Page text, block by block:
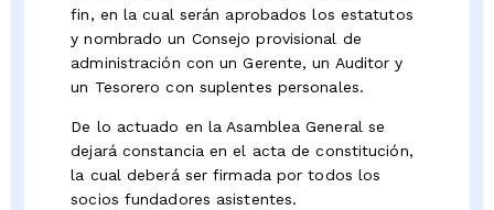
fin, en la cual serán aprobados los estatutos
y nombrado un Consejo provisional de
administración con un Gerente, un Auditor y
un Tesorero con suplentes personales.
De lo actuado en la Asamblea General se
dejará constancia en el acta de constitución,
la cual deberá ser firmada por todos los
socios fundadores asistentes.